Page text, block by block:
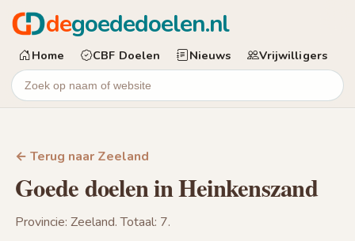
degoededoelen.nl
Home CBF Doelen Nieuws Vrijwilligers
← Terug naar Zeeland
Goede doelen in Heinkenszand
Provincie: Zeeland. Totaal: 7.